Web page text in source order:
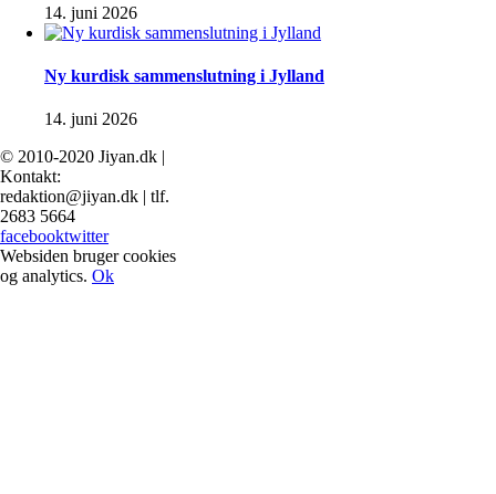
14. juni 2026
Ny kurdisk sammenslutning i Jylland
14. juni 2026
© 2010-2020 Jiyan.dk |
Kontakt:
redaktion@jiyan.dk | tlf.
2683 5664
facebooktwitter
Websiden bruger cookies
og analytics. Ok